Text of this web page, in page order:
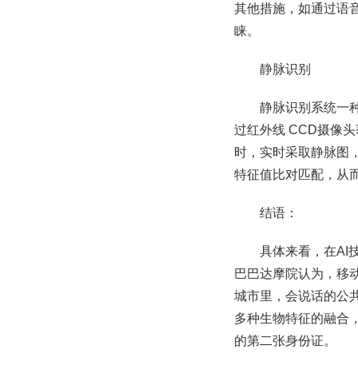
其他措施，如通过语
睐。
静脉识别
静脉识别系统一
过红外线 CCD摄像
时，实时采取静脉图
特征值比对匹配，从
结语：
具体来看，在AI
巴巴达摩院认为，移
城市里，会说话的公
多种生物特征的融合
的第二张身份证。